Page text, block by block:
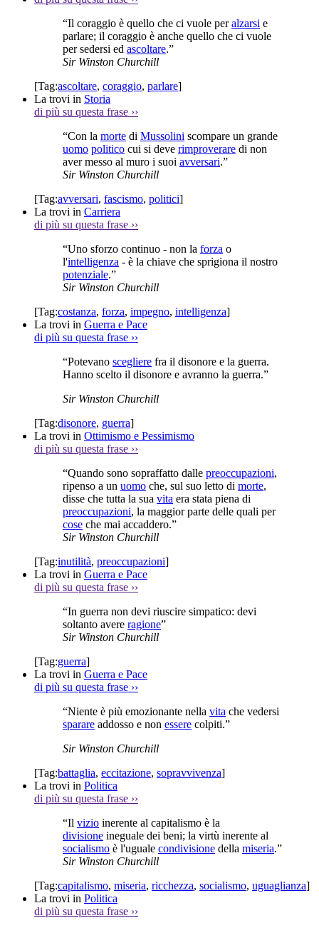
“Il coraggio è quello che ci vuole peralzarsi e
parlare; il coraggio è anche quello che ci vuole
per sedersi ed ascoltare.”
Sir Winston Churchill
[Tag:ascoltare, coraggio, parlare]
La trovi in Storia
di più su questa frase ››
“Con la morte di Mussolini scompare un grande
uomo politico cui si deve rimproverare di non
aver messo al muro i suoi avversari.”
Sir Winston Churchill
[Tag:avversari, fascismo, politici]
La trovi in Carriera
di più su questa frase ››
“Uno sforzo continuo - non la forza o
l'intelligenza - è la chiave che sprigiona il nostro
potenziale.”
Sir Winston Churchill
[Tag:costanza, forza, impegno, intelligenza]
La trovi in Guerra e Pace
di più su questa frase ››
“Potevano scegliere fra il disonore e la guerra.
Hanno scelto il disonore e avranno la guerra.”
Sir Winston Churchill
[Tag:disonore, guerra]
La trovi in Ottimismo e Pessimismo
di più su questa frase ››
“Quando sono sopraffatto dalle preoccupazioni,
ripenso a un uomo che, sul suo letto di morte,
disse che tutta la sua vita era stata piena di
preoccupazioni, la maggior parte delle quali per
cose che mai accaddero.”
Sir Winston Churchill
[Tag:inutilità, preoccupazioni]
La trovi in Guerra e Pace
di più su questa frase ››
“In guerra non devi riuscire simpatico: devi
soltanto avere ragione”
Sir Winston Churchill
[Tag:guerra]
La trovi in Guerra e Pace
di più su questa frase ››
“Niente è più emozionante nella vita che vedersi
sparare addosso e non essere colpiti.”
Sir Winston Churchill
[Tag:battaglia, eccitazione, sopravvivenza]
La trovi in Politica
di più su questa frase ››
“Il vizio inerente al capitalismo è la
divisione ineguale dei beni; la virtù inerente al
socialismo è l'uguale condivisione della miseria.”
Sir Winston Churchill
[Tag:capitalismo, miseria, ricchezza, socialismo, uguaglianza]
La trovi in Politica
di più su questa frase ››